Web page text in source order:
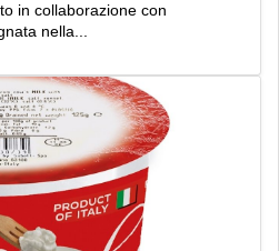
in collaborazione con
nella...